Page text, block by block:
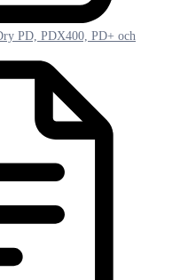
PD, PDX400, PD+ och